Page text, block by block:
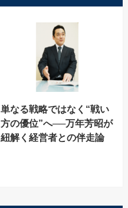
単なる戦略ではなく“戦い
方の優位”へ──万年芳昭が
紐解く経営者との伴走論